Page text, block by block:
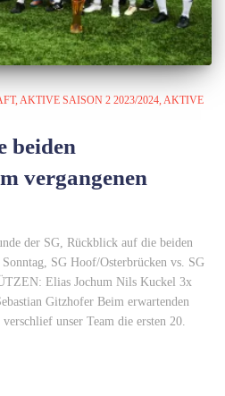
AKTIVE SAISON 2 2023/2024 AKTIVE
beiden
vergangenen
der SG, Rückblick auf die beiden
SG Hoof/Osterbrücken vs. SG
Elias Jochum Nils Kuckel 3x
Gitzhofer Beim erwartenden
unser Team die ersten 20.